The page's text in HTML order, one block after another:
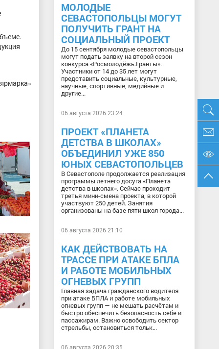
МОЛОДЫЕ
СЕВАСТОПОЛЬЦЫ МОГУТ
ПОЛУЧИТЬ ГРАНТ НА
СОЦИАЛЬНЫЙ ПРОЕКТ
До 15 сентября молодые севастопольцы
могут подать заявку на второй сезон
конкурса «Росмолодёжь.Гранты».
Участники от 14 до 35 лет могут
представить социальные, культурные,
научные, спортивные, медийные и
другие...
06 августа 2026 23:24
ПРОЕКТ «ПЛАНЕТА
ДЕТСТВА В ШКОЛАХ»
ОБЪЕДИНИЛ УЖЕ 850
ЮНЫХ СЕВАСТОПОЛЬЦЕВ
В Севастополе продолжается реализация
программы летнего досуга «Планета
детства в школах». Сейчас проходит
третья мини-смена проекта, в которой
участвуют 250 детей. Занятия
организованы на базе пяти школ города...
06 августа 2026 21:10
КАК ДЕЙСТВОВАТЬ НА
ТРАССЕ ПРИ АТАКЕ БПЛА
И РАБОТЕ МОБИЛЬНЫХ
ОГНЕВЫХ ГРУПП
Главная задача гражданского водителя
при атаке БПЛА и работе мобильных
огневых групп — не мешать расчётам и
быстро обеспечить безопасность себе и
пассажирам. Важно освободить сектор
стрельбы, остановиться тольк...
06 августа 2026 20:35